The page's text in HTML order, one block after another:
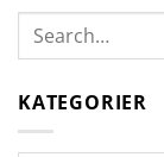
KATEGORIER